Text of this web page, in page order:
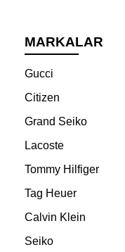
MARKALAR
Gucci
Citizen
Grand Seiko
Lacoste
Tommy Hilfiger
Tag Heuer
Calvin Klein
Seiko